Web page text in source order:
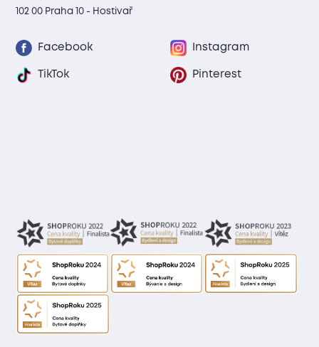
102 00 Praha 10 - Hostivař
Facebook Instagram
TikTok Pinterest